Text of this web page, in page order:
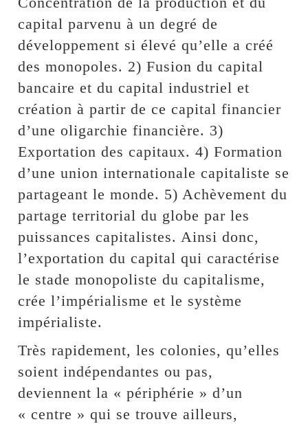
capital parvenu à un degré de
développement si élevé qu’elle a créé
des monopoles. 2) Fusion du capital
bancaire et du capital industriel et
création à partir de ce capital financier
d’une oligarchie financière. 3)
Exportation des capitaux. 4) Formation
d’une union internationale capitaliste se
partageant le monde. 5) Achèvement du
partage territorial du globe par les
puissances capitalistes. Ainsi donc,
l’exportation du capital qui caractérise
le stade monopoliste du capitalisme,
crée l’impérialisme et le système
impérialiste.
Très rapidement, les colonies, qu’elles
soient indépendantes ou pas,
deviennent la « périphérie » d’un
« centre » qui se trouve ailleurs,